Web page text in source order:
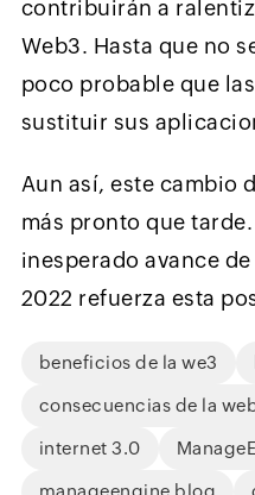
contribuirán a
Web3. Hasta que no
poco probable que
sustituir sus
Aun así, este cambio
más pronto que
inesperado avance
2022 refuerza esta
beneficios de la we3
consecuencias de la
internet 3.0
manageengine blog